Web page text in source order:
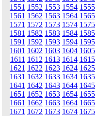
1551 1552 1553 1554 1555
1561 1562 1563 1564 1565
1571 1572 1573 1574 1575
1581 1582 1583 1584 1585
1591 1592 1593 1594 1595
1601 1602 1603 1604 1605
1611 1612 1613 1614 1615
1621 1622 1623 1624 1625
1631 1632 1633 1634 1635
1641 1642 1643 1644 1645
1651 1652 1653 1654 1655
1661 1662 1663 1664 1665
1671 1672 1673 1674 1675